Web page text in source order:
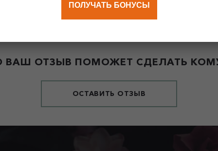
ОТЗЫВ ПОМОЖЕТ СДЕЛАТЬ
ОСТАВИТЬ ОТЗЫВ
ПОЛУЧАТЬ БОНУСЫ